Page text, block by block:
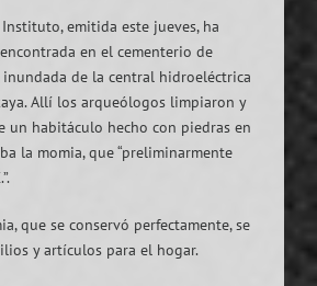
emitida este jueves, ha
en el cementerio de
inundada de la central hidroeléctrica
Allí los arqueólogos limpiaron y
un habitáculo hecho con piedras en
la momia, que “preliminarmente
que se conservó perfectamente, se
y artículos para el hogar.